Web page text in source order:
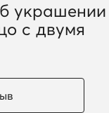
украшении
с двумя